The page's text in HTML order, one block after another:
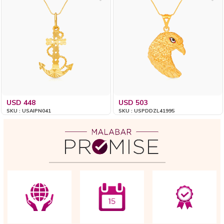
USD 448
SKU : USAIPN041
USD 503
SKU : USPDDZL41995